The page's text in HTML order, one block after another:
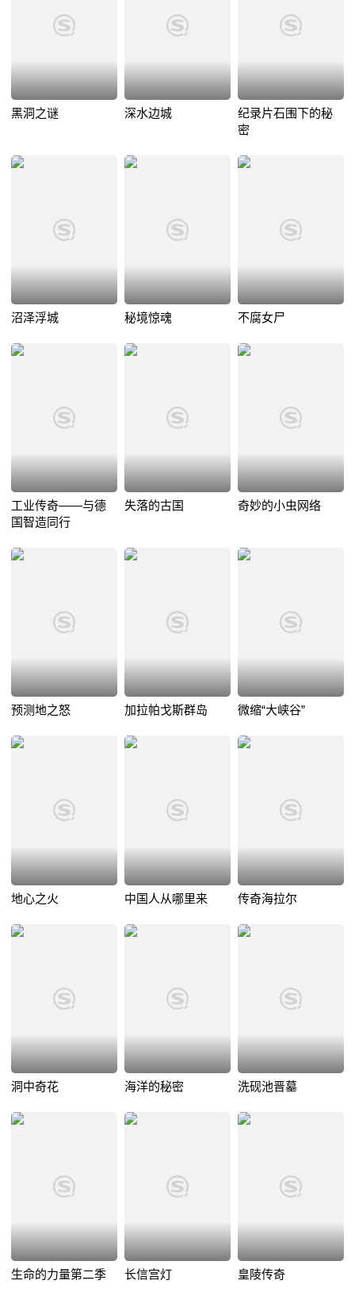
黑洞之谜 深水边城
纪录片石围下的秘
密
沼泽浮城 秘境惊魂 不腐女尸
工业传奇——与德
国智造同行
失落的古国 奇妙的小虫网络
预测地之怒 加拉帕戈斯群岛 微缩“大峡谷”
地心之火 中国人从哪里来 传奇海拉尔
洞中奇花 海洋的秘密 洗砚池晋墓
生命的力量第二季 长信宫灯 皇陵传奇